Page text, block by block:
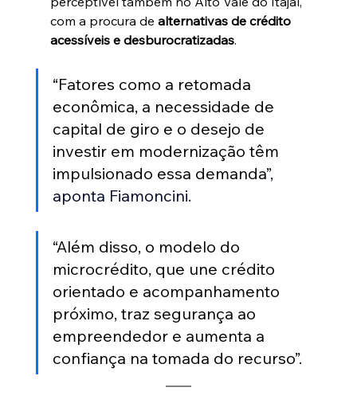
com a procura de alternativas de crédito
acessíveis e desburocratizadas.
“Fatores como a retomada
econômica, a necessidade de
capital de giro e o desejo de
investir em modernização têm
impulsionado essa demanda”,
aponta Fiamoncini.
“Além disso, o modelo do
microcrédito, que une crédito
orientado e acompanhamento
próximo, traz segurança ao
empreendedor e aumenta a
confiança na tomada do recurso”.